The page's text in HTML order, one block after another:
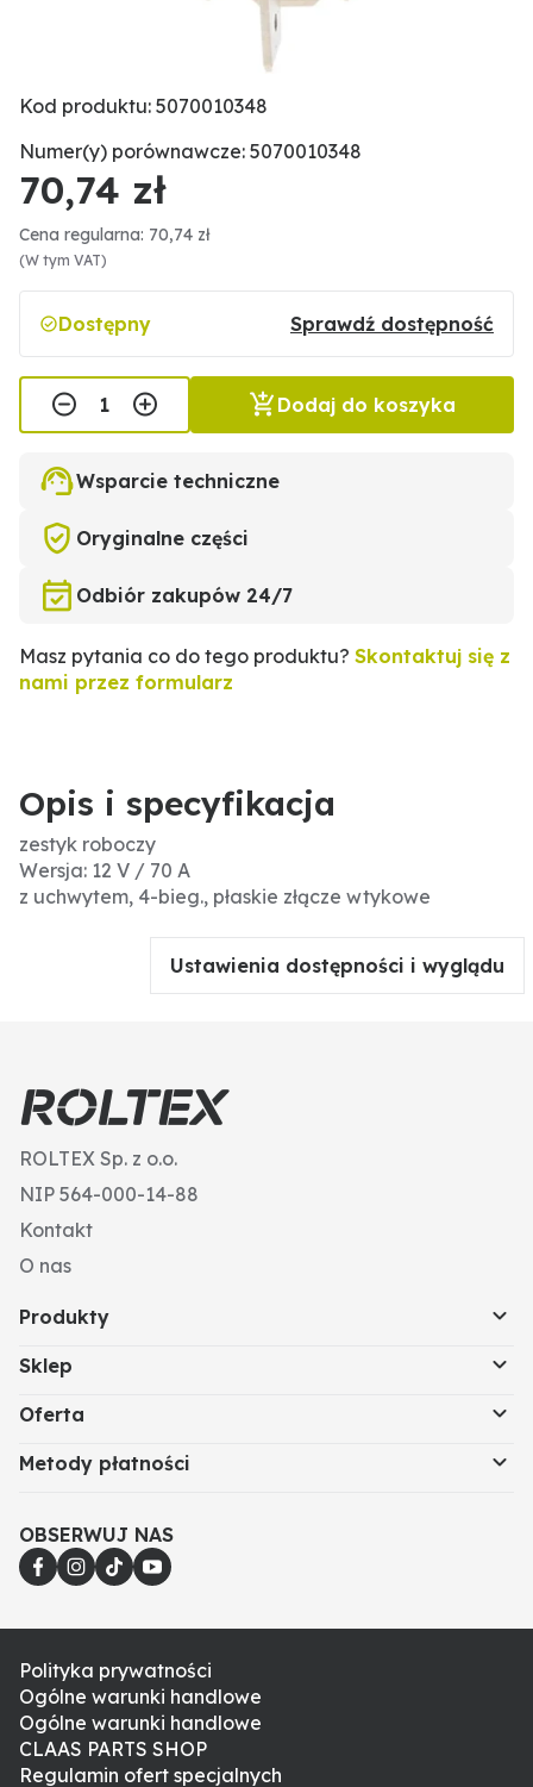
Kod produktu: 5070010348
Numer(y) porównawcze: 5070010348
70,74 zł
Cena regularna: 70,74 zł
(W tym VAT)
Dostępny Sprawdź dostępność
Dodaj do koszyka
Wsparcie techniczne
Oryginalne części
Odbiór zakupów 24/7
Masz pytania co do tego produktu? Skontaktuj się z
nami przez formularz
Opis i specyfikacja
zestyk roboczy
Wersja: 12 V / 70 A
z uchwytem, 4-bieg., płaskie złącze wtykowe
Ustawienia dostępności i wyglądu
ROLTEX Sp. z o.o.
NIP 564-000-14-88
Kontakt
O nas
Produkty
Sklep
Oferta
Metody płatności
OBSERWUJ NAS
Polityka prywatności
Ogólne warunki handlowe
Ogólne warunki handlowe
CLAAS PARTS SHOP
Regulamin ofert specjalnych